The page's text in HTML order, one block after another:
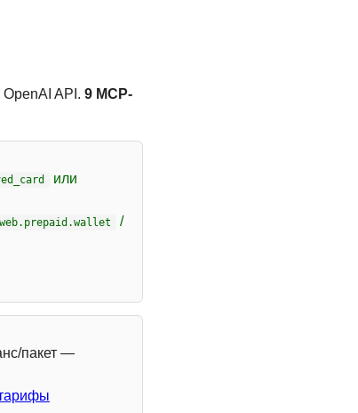
API. 9 MCP-
или
/
пакет —